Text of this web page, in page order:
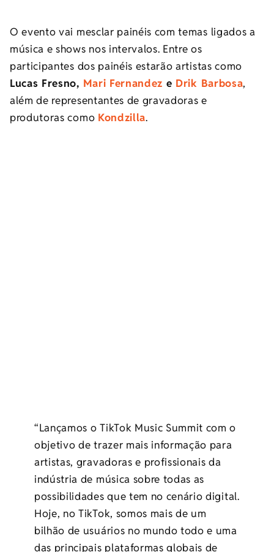
O evento vai mesclar painéis com temas ligados a
música e shows nos intervalos. Entre os
participantes dos painéis estarão artistas como
Lucas Fresno, Mari Fernandez e Drik Barbosa,
além de representantes de gravadoras e
produtoras como Kondzilla.
“Lançamos o TikTok Music Summit com o
objetivo de trazer mais informação para
artistas, gravadoras e profissionais da
indústria de música sobre todas as
possibilidades que tem no cenário digital.
Hoje, no TikTok, somos mais de um
bilhão de usuários no mundo todo e uma
das principais plataformas globais de